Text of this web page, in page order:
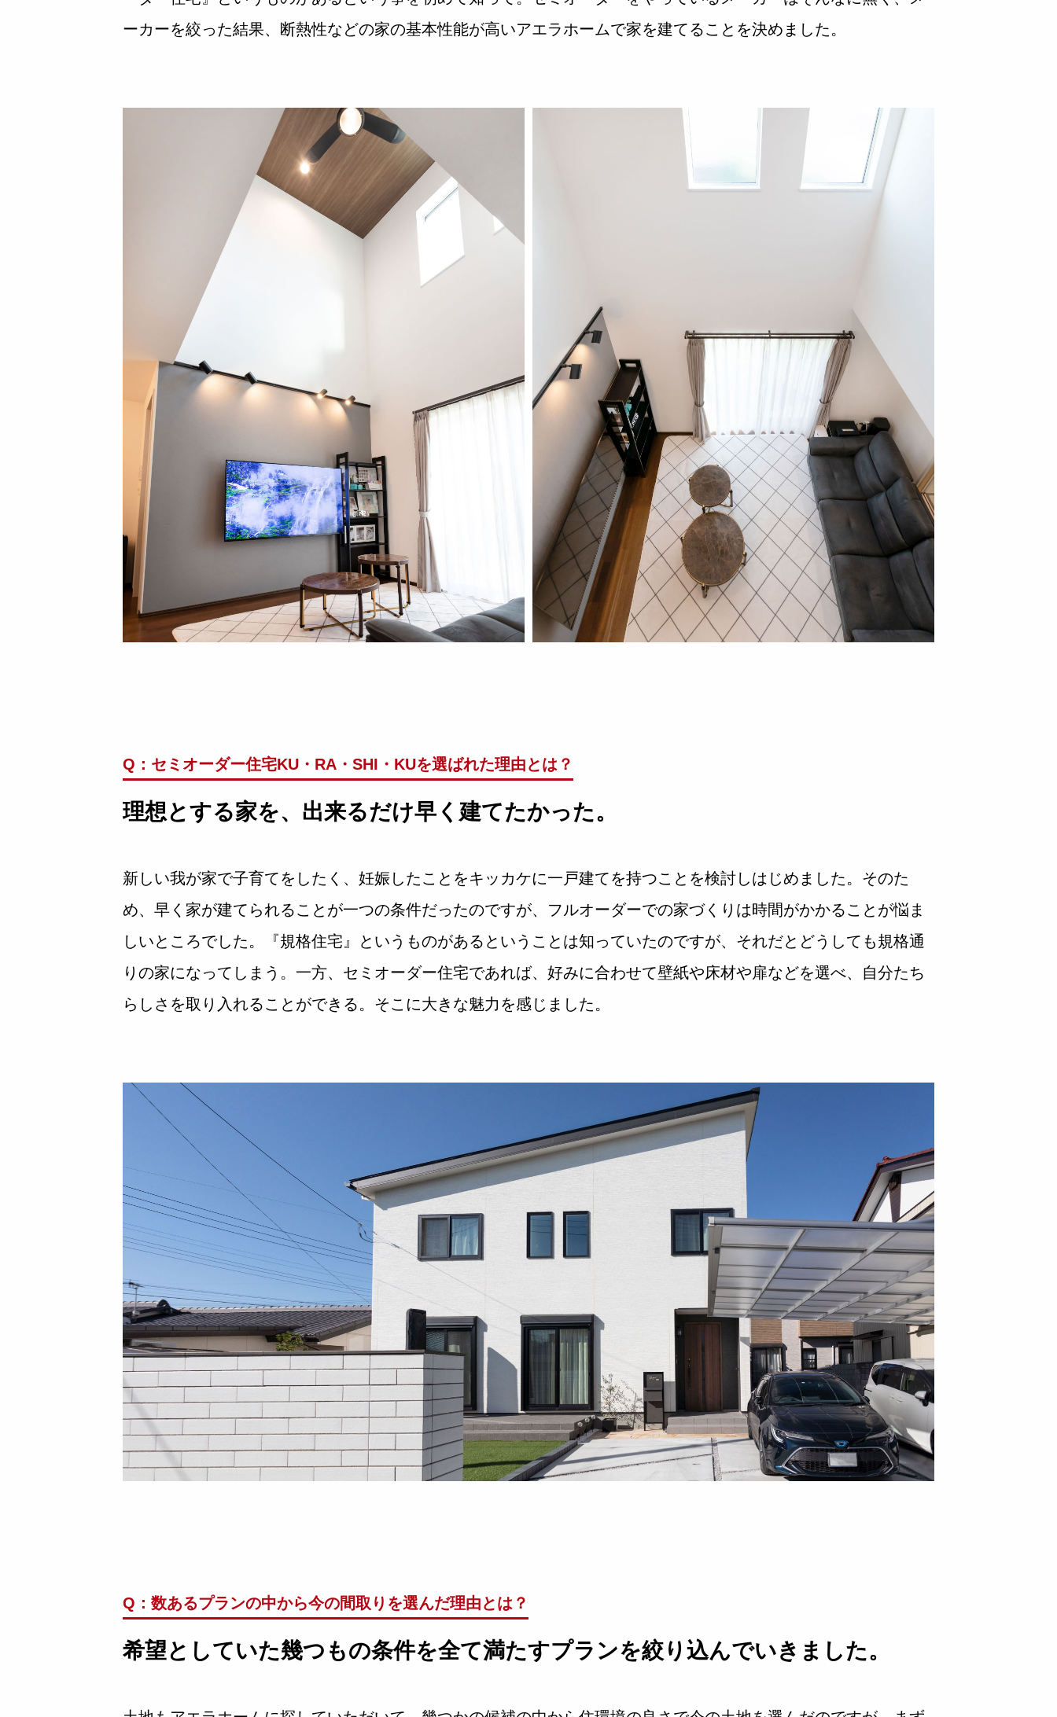
ーカーを絞った結果、断熱性などの家の基本性能が高いアエラホームで家を建てることを決めました。
Q：セミオーダー住宅KU・RA・SHI・KUを選ばれた理由とは？
理想とする家を、出来るだけ早く建てたかった。
新しい我が家で子育てをしたく、妊娠したことをキッカケに一戸建てを持つことを検討しはじめました。そのた
め、早く家が建てられることが一つの条件だったのですが、フルオーダーでの家づくりは時間がかかることが悩ま
しいところでした。『規格住宅』というものがあるということは知っていたのですが、それだとどうしても規格通
りの家になってしまう。一方、セミオーダー住宅であれば、好みに合わせて壁紙や床材や扉などを選べ、自分たち
らしさを取り入れることができる。そこに大きな魅力を感じました。
Q：数あるプランの中から今の間取りを選んだ理由とは？
希望としていた幾つもの条件を全て満たすプランを絞り込んでいきました。